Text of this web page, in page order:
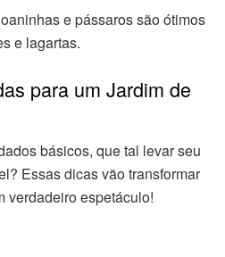
e pássaros são ótimos
e lagartas.
para um Jardim de
básicos, que tal levar seu
Essas dicas vão transformar
verdadeiro espetáculo!